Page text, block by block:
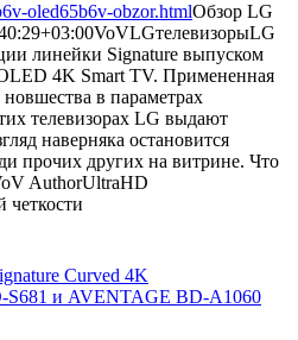
oled65b6v-obzor.htmlОбзор LG
VoVLGтелевизорыLG
линейки Signature выпуском
4K Smart TV. Примененная
в параметрах
телевизорах LG выдают
наверняка остановится
прочих других на витрине. Что
AuthorUltraHD
Curved 4K
S681 и AVENTAGE BD-A1060